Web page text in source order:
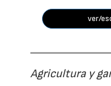
ver/
Agricultura y